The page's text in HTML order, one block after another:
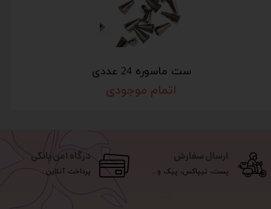
ست ماسوره 24 عددی
اتمام موجودی
ارسال سفارش
پست، تیپاکس، پیک و...
درگاه امن بانکی
پرداخت آنلاین